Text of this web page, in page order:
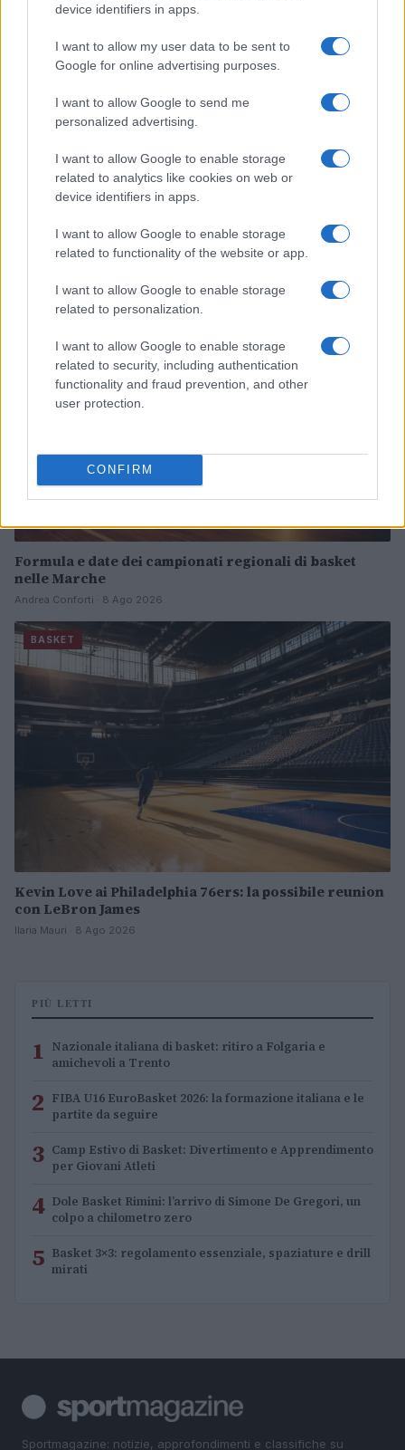
device identifiers in apps.
I want to allow my user data to be sent to
Google for online advertising purposes.
I want to allow Google to send me
personalized advertising.
I want to allow Google to enable storage
related to analytics like cookies on web or
device identifiers in apps.
I want to allow Google to enable storage
related to functionality of the website or app.
I want to allow Google to enable storage
related to personalization.
I want to allow Google to enable storage
related to security, including authentication
functionality and fraud prevention, and other
user protection.
CONFIRM
Pallacanestro Trieste: Abramo Canka firma un
accordo pluriennale
BASKET
Formula e date dei campionati regionali di basket
nelle Marche
Andrea Conforti · 8 Ago 2026
BASKET
Kevin Love ai Philadelphia 76ers: la possibile reunion
con LeBron James
Ilaria Mauri · 8 Ago 2026
PIÙ LETTI
1 Nazionale italiana di basket: ritiro a Folgaria e
amichevoli a Trento
2 FIBA U16 EuroBasket 2026: la formazione italiana e le
partite da seguire
3 Camp Estivo di Basket: Divertimento e Apprendimento
per Giovani Atleti
4 Dole Basket Rimini: l’arrivo di Simone De Gregori, un
colpo a chilometro zero
5 Basket 3×3: regolamento essenziale, spaziature e drill
mirati
Sportmagazine: notizie, approfondimenti e classifiche su